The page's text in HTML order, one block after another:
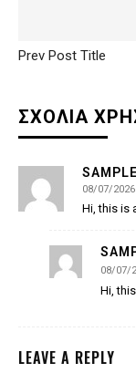
Prev Post Title
ΣΧΟΛΙΑ
08/07/
Hi, this is
08/07/
Hi,
LEAVE A REPLY